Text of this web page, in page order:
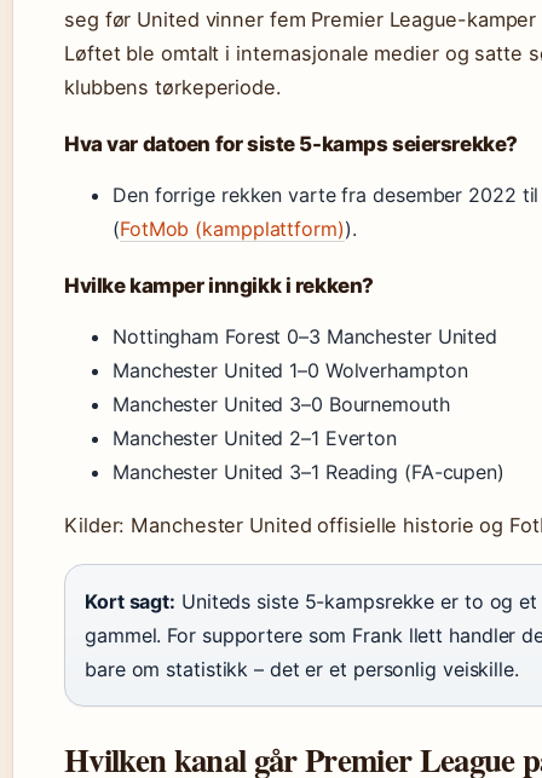
seg før United vinner fem Premier League-kamper
Løftet ble omtalt i internasjonale medier og satte
klubbens tørkeperiode.
Hva var datoen for siste 5-kamps seiersrekke?
Den forrige rekken varte fra desember 2022
(FotMob (kampplattform)).
Hvilke kamper inngikk i rekken?
Nottingham Forest 0–3 Manchester United
Manchester United 1–0 Wolverhampton
Manchester United 3–0 Bournemouth
Manchester United 2–1 Everton
Manchester United 3–1 Reading (FA-cupen)
Kilder: Manchester United offisielle historie og
Kort sagt: Uniteds siste 5-kampsrekke er to og
gammel. For supportere som Frank llett handler
bare om statistikk – det er et personlig veiskille.
Hvilken kanal går Premier League